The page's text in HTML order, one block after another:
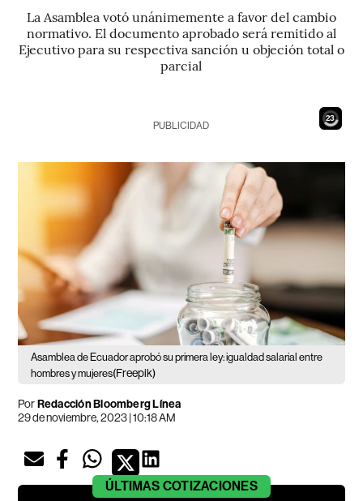
La Asamblea votó unánimemente a favor del cambio
normativo. El documento aprobado será remitido al
Ejecutivo para su respectiva sanción u objeción total o
parcial
21
PUBLICIDAD
Asamblea de Ecuador aprobó su primera ley: igualdad salarial entre
hombres y mujeres(Freepik)
PorRedacción Bloomberg Línea
29 de noviembre, 2023 | 10:18 AM
ÚLTIMAS COTIZACIONES